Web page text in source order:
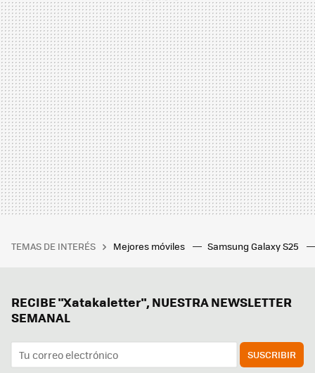
TEMAS DE INTERÉS Mejores móviles Samsung Galaxy S25
RECIBE "Xatakaletter", NUESTRA NEWSLETTER
SEMANAL
SUSCRIBIR